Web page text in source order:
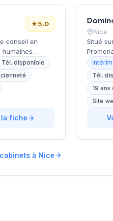
★5.0
conseil en
cette
intervient
et
des
de Nice,
du
clients Google lui
Tél. disponible
la fiche
Nice
Situé
Nice,
les
leurs
Intérim
Tél.
19
Site
à Nice